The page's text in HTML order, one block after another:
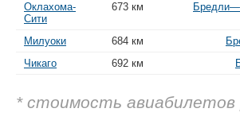
Оклахома-
Сити
673 км
Милуоки 684 км
Чикаго
692 км
* стоимость